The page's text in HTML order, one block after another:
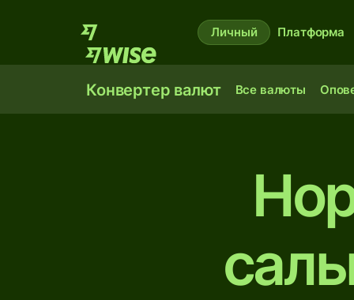
Личный Платформа
Конвертер валют Все валюты